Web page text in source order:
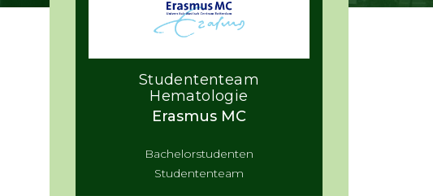
Studententeam
Hematologie
Erasmus MC
Bachelorstudenten
Studententeam